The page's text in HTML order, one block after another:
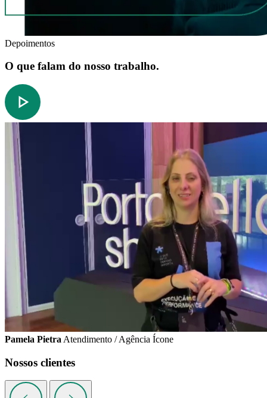
Depoimentos
O que falam do nosso trabalho.
Pamela Pietra Atendimento / Agência Ícone
Nossos clientes